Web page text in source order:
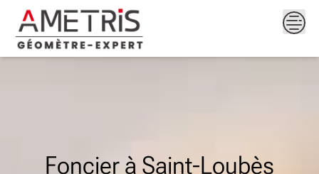
content
Foncier à Saint-Loubès